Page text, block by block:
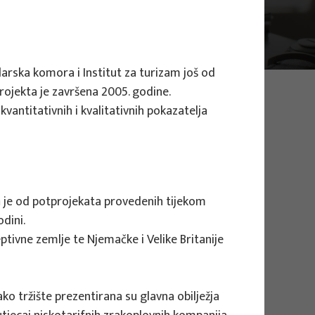
Traži
STRUČNI PROJEKTI
komora i Institut za turizam još od
je završena 2005. godine.
i kvalitativnih pokazatelja
je od potprojekata provedenih tijekom
zemlje te Njemačke i Velike Britanije
tržište prezentirana su glavna obilježja